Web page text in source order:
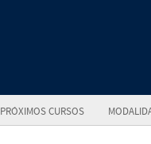
PRÓXIMOS CURSOS